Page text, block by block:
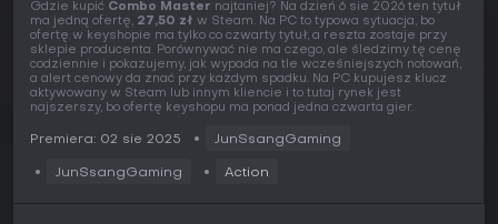
Gdzie kupić Combo Master najtaniej? Na dzień 6 sie 2026 ten tytuł
ma jedną ofertę, 27,50 zł w Steam. Na PC to typowa sytuacja, bo
ofertę w keyshopie ma tylko co czwarty tytuł, a reszta zostaje przy
sklepie producenta. Porównywać nie ma czego, ale śledzimy tę cenę
codziennie i pokazujemy, jak wypada na tle wcześniejszych notowań,
a alert cenowy da znać przy każdym spadku. Na PC kupujesz klucz
aktywowany w Steam lub innym kliencie i to tutaj rynek jest
najszerszy, bo ofertę keyshopu ma ponad jedna czwarta gier.
Premiera: 02 sie 2025 JunSsangGaming
JunSsangGaming Action